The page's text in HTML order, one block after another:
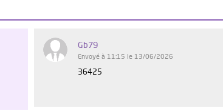
Gb79
Envoyé à 11:15 le 13/06/2026
36425